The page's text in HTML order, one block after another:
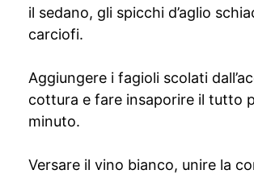
il sedano, gli spicchi d’aglio
carciofi.
Aggiungere i fagioli scolati
cottura e fare insaporire il tutto
minuto.
Versare il vino bianco, unire la